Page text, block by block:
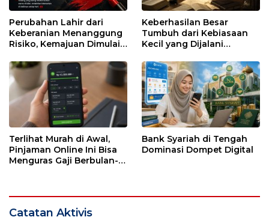
Perubahan Lahir dari
Keberanian Menanggung
Risiko, Kemajuan Dimulai
Keberhasilan Besar
Tumbuh dari Kebiasaan
Kecil yang Dijalani
Terlihat Murah di Awal,
Pinjaman Online Ini Bisa
Menguras Gaji Berbulan-
Bank Syariah di Tengah
Dominasi Dompet Digital
Catatan Aktivis